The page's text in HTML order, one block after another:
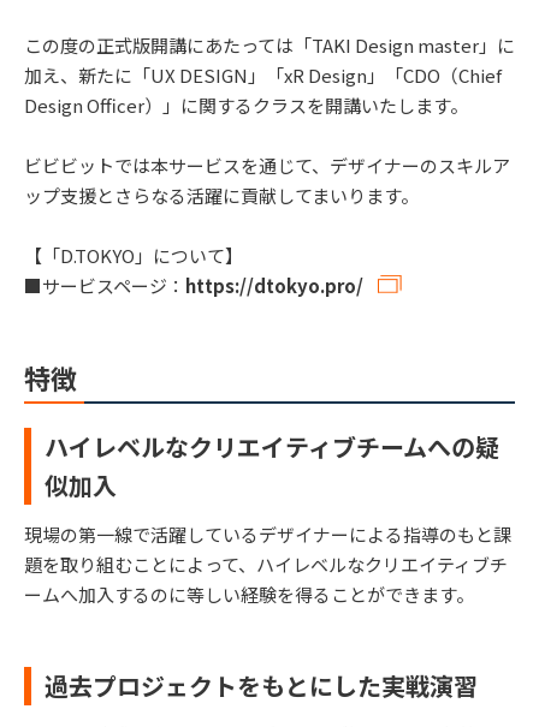
この度の正式版開講にあたっては「TAKI Design master」に
加え、新たに「UX DESIGN」「xR Design」「CDO（Chief
Design Officer）」に関するクラスを開講いたします。
ビビビットでは本サービスを通じて、デザイナーのスキルア
ップ支援とさらなる活躍に貢献してまいります。
【「D.TOKYO」について】
■サービスページ： https://dtokyo.pro/
特徴
ハイレベルなクリエイティブチームへの疑
似加入
現場の第一線で活躍しているデザイナーによる指導のもと課
題を取り組むことによって、ハイレベルなクリエイティブチ
ームへ加入するのに等しい経験を得ることができます。
過去プロジェクトをもとにした実戦演習